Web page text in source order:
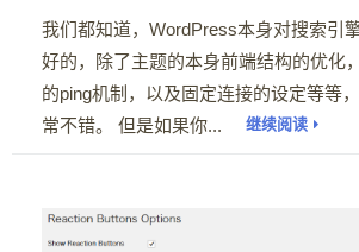
我们都知道，WordPress本身对搜索引
好的，除了主题的本身前端结构的优化
的ping机制，以及固定连接的设定等等
常不错。 但是如果你...
继续阅读